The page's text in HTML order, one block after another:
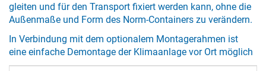
gleiten und für den Transport fixiert werden kann, ohne die
Außenmaße und Form des Norm-Containers zu verändern.
In Verbindung mit dem optionalem Montagerahmen ist
eine einfache Demontage der Klimaanlage vor Ort möglich